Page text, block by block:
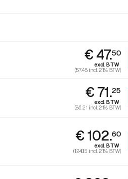
€ 47.50
excl. BTW
(57.48 incl. 21% BTW)
€ 71.25
excl. BTW
(86.21 incl. 21% BTW)
€ 102.60
excl. BTW
(124.15 incl. 21% BTW)